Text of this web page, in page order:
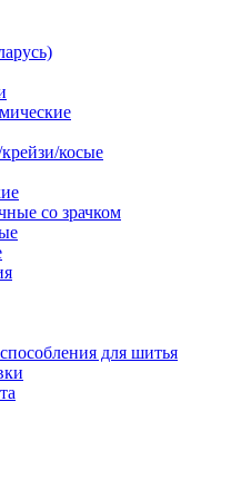
косые
со зрачком
для шитья